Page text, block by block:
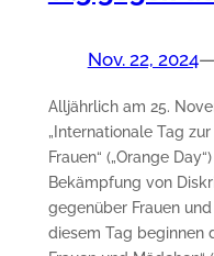
Nov. 22, 2024—
Alljährlich am 25.
„Internationale Tag
Frauen“ („Orange
Bekämpfung von
gegenüber Frauen
diesem Tag beginnen